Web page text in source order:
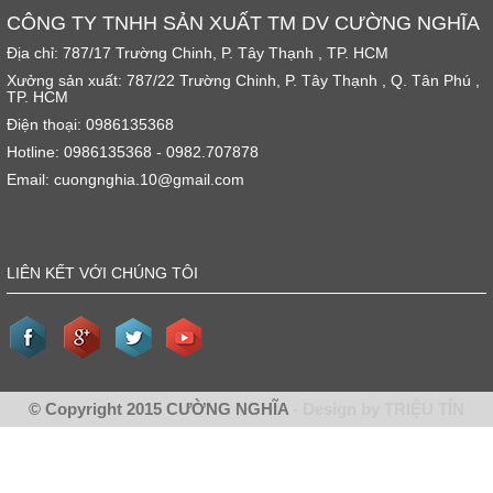
CÔNG TY TNHH SẢN XUẤT TM DV CƯỜNG NGHĨA
Địa chỉ: 787/17 Trường Chinh, P. Tây Thạnh , TP. HCM
Xưởng sản xuất: 787/22 Trường Chinh, P. Tây Thạnh , Q. Tân Phú ,
TP. HCM
Điện thoại: 0986135368
Hotline: 0986135368 - 0982.707878
Email: cuongnghia.10@gmail.com
LIÊN KẾT VỚI CHÚNG TÔI
© Copyright 2015 CƯỜNG NGHĨA